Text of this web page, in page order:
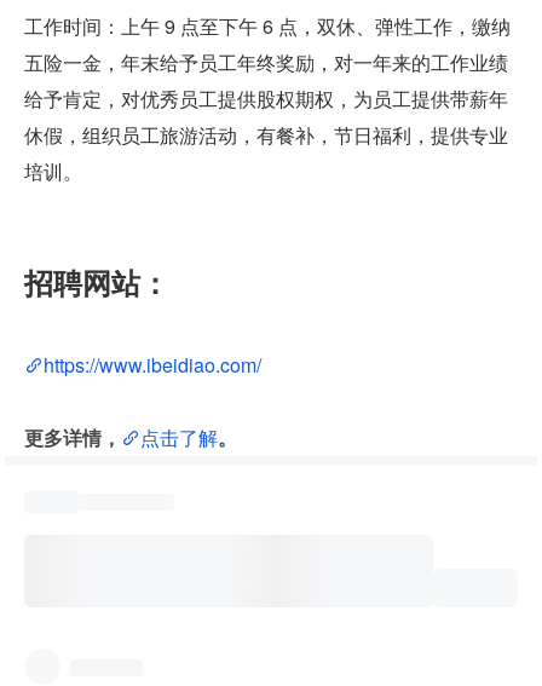
工作时间：上午 9 点至下午 6 点，双休、弹性工作，缴纳
五险一金，年末给予员工年终奖励，对一年来的工作业绩
给予肯定，对优秀员工提供股权期权，为员工提供带薪年
休假，组织员工旅游活动，有餐补，节日福利，提供专业
培训。
招聘网站：
https://www.ibeidiao.com/
更多详情， 点击了解。